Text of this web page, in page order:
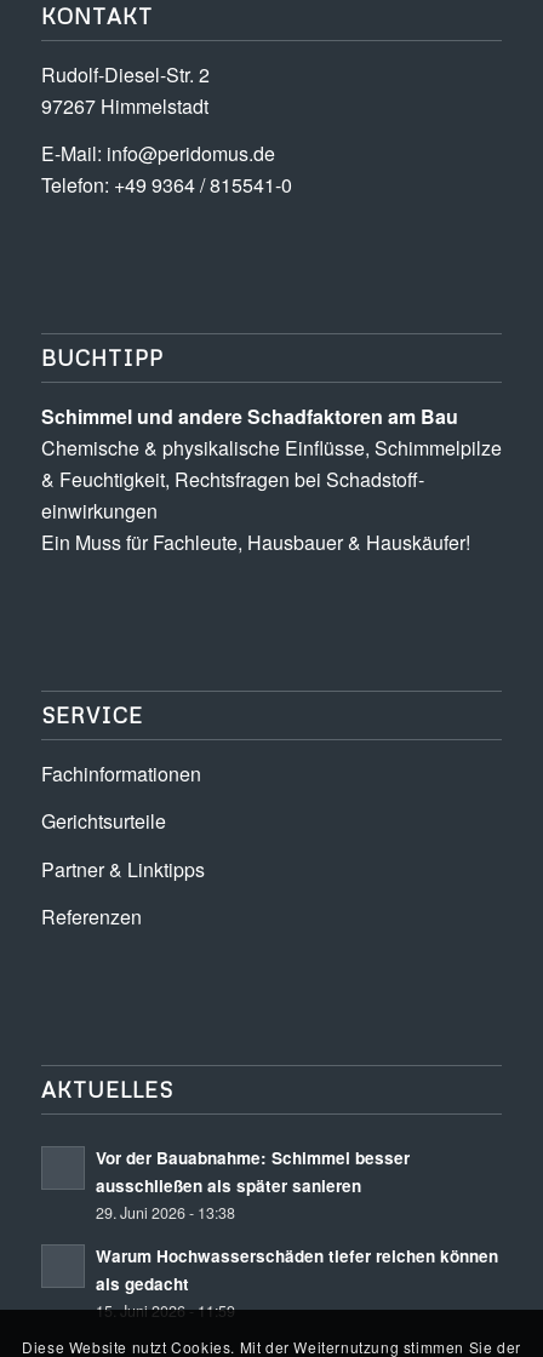
KONTAKT
Rudolf-Diesel-Str. 2
97267 Himmelstadt
E-Mail: info@peridomus.de
Telefon: +49 9364 / 815541-0
BUCHTIPP
Schimmel und andere Schad­­faktoren am Bau
Chemische & physikalische Einflüsse, Schimmel­pilze
& Feuchtigkeit, Rechts­fragen bei Schadstoff­
einwirkungen
Ein Muss für Fachleute, Hausbauer & Hauskäufer!
SERVICE
Fachinformationen
Gerichtsurteile
Partner & Linktipps
Referenzen
AKTUELLES
Vor der Bauabnahme: Schimmel besser
ausschließen als später sanieren
29. Juni 2026 - 13:38
Warum Hochwasserschäden tiefer reichen können
als gedacht
15. Juni 2026 - 11:59
Diese Website nutzt Cookies. Mit der Weiternutzung stimmen Sie der